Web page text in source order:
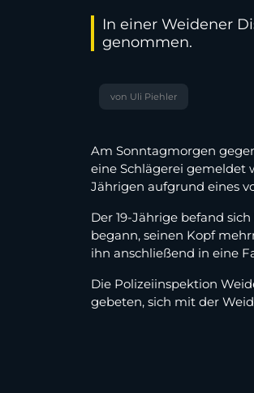
In einer Weidener
genommen.
von Uli Piehler
Am Sonntagmorgen
eine Schlägerei gemeldet
Jährigen aufgrund eines
Der 19-Jährige befand
begann, seinen Kopf
ihn anschließend in eine
Die Polizeiinspektion
gebeten, sich mit der